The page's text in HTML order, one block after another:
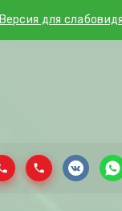
Версия для